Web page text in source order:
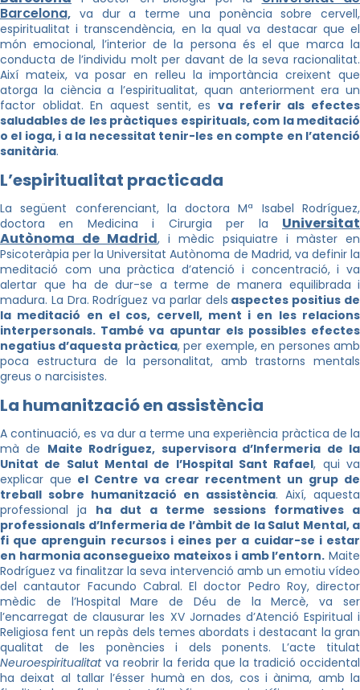
Barcelona, va dur a terme una ponència sobre cervell,
espiritualitat i transcendència, en la qual va destacar que el
món emocional, l’interior de la persona és el que marca la
conducta de l’individu molt per davant de la seva racionalitat.
Així mateix, va posar en relleu la importància creixent que
atorga la ciència a l’espiritualitat, quan anteriorment era un
factor oblidat. En aquest sentit, es va referir als efectes
saludables de les pràctiques espirituals, com la meditació
o el ioga, i a la necessitat tenir-les en compte en l’atenció
sanitària.
L’espiritualitat practicada
La següent conferenciant, la doctora Mª Isabel Rodríguez,
doctora en Medicina i Cirurgia per la Universitat
Autònoma de Madrid, i mèdic psiquiatre i màster en
Psicoteràpia per la Universitat Autònoma de Madrid, va definir la
meditació com una pràctica d’atenció i concentració, i va
alertar que ha de dur-se a terme de manera equilibrada i
madura. La Dra. Rodríguez va parlar dels aspectes positius de
la meditació en el cos, cervell, ment i en les relacions
interpersonals. També va apuntar els possibles efectes
negatius d’aquesta pràctica, per exemple, en persones amb
poca estructura de la personalitat, amb trastorns mentals
greus o narcisistes.
La humanització en assistència
A continuació, es va dur a terme una experiència pràctica de la
mà de Maite Rodríguez, supervisora d’Infermeria de la
Unitat de Salut Mental de l’Hospital Sant Rafael, qui va
explicar que el Centre va crear recentment un grup de
treball sobre humanització en assistència. Així, aquesta
professional ja ha dut a terme sessions formatives a
professionals d’Infermeria de l’àmbit de la Salut Mental, a
fi que aprenguin recursos i eines per a cuidar-se i estar
en harmonia aconsegueixo mateixos i amb l’entorn. Maite
Rodríguez va finalitzar la seva intervenció amb un emotiu vídeo
del cantautor Facundo Cabral. El doctor Pedro Roy, director
mèdic de l’Hospital Mare de Déu de la Mercè, va ser
l’encarregat de clausurar les XV Jornades d’Atenció Espiritual i
Religiosa fent un repàs dels temes abordats i destacant la gran
qualitat de les ponències i dels ponents. L’acte titulat
Neuroespiritualitatva reobrir la ferida que la tradició occidental
ha deixat al tallar l’ésser humà en dos, cos i ànima, amb la